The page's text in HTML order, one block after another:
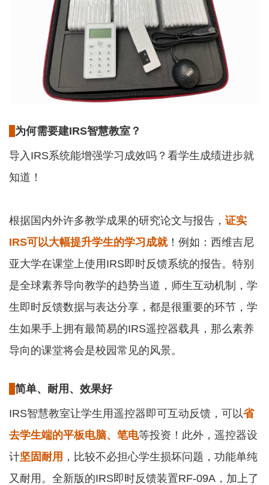
为何需要建IRS智慧教室？
导入IRS系统能增强学习成效吗？看学生成绩进步就
知道！
根据国内外许多教学成果的研究论文与报告， 证实
IRS可以大幅提升学生的学习成就！例如：西维吉尼
亚大学在课堂上使用IRS即时反馈系统的报告。特别
是全球素养导向教学的趋势当道，师生互动机制，学
生即时反馈数据与表达分享，都是很重要的环节，学
生如果手上拥有最简易的IRS遥控器载具，那么素养
导向的课堂将会是校园常见的风景。
简单、耐用、效果好
IRS智慧教室让学生用遥控器即可互动反馈，可以省
去学生端的平板电脑、笔电等投资！此外，遥控器设
计坚固耐用 ，比较不必担心学生损坏问题，功能单纯
又耐用。全新版的IRS即时反馈装置RF-09A，加上了